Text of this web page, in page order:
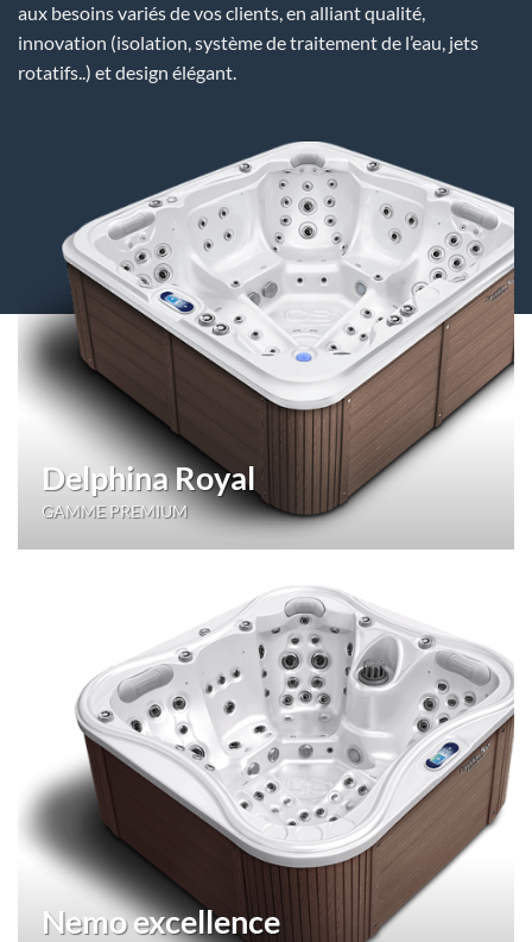
aux besoins variés de vos clients, en alliant qualité,
innovation (isolation, système de traitement de l’eau, jets
rotatifs..) et design élégant.
Delphina Royal
GAMME PREMIUM
Nemo excellence